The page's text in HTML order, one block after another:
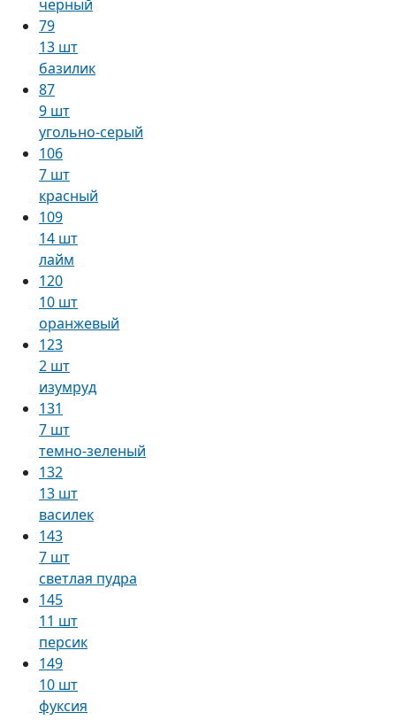
черный
79
13 шт
базилик
87
9 шт
угольно-серый
106
7 шт
красный
109
14 шт
лайм
120
10 шт
оранжевый
123
2 шт
изумруд
131
7 шт
темно-зеленый
132
13 шт
василек
143
7 шт
светлая пудра
145
11 шт
персик
149
10 шт
фуксия